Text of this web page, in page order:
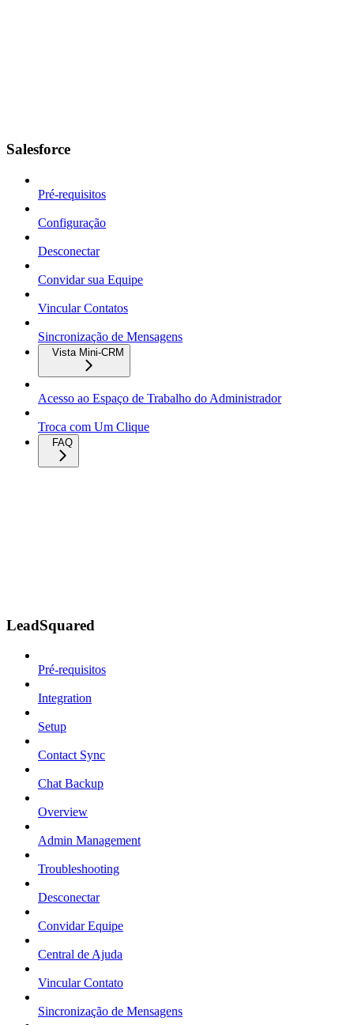
Salesforce
Pré-requisitos
Configuração
Desconectar
Convidar sua Equipe
Vincular Contatos
Sincronização de Mensagens
Vista Mini-CRM
Acesso ao Espaço de Trabalho do Administrador
Troca com Um Clique
FAQ
LeadSquared
Pré-requisitos
Integration
Setup
Contact Sync
Chat Backup
Overview
Admin Management
Troubleshooting
Desconectar
Convidar Equipe
Central de Ajuda
Vincular Contato
Sincronização de Mensagens